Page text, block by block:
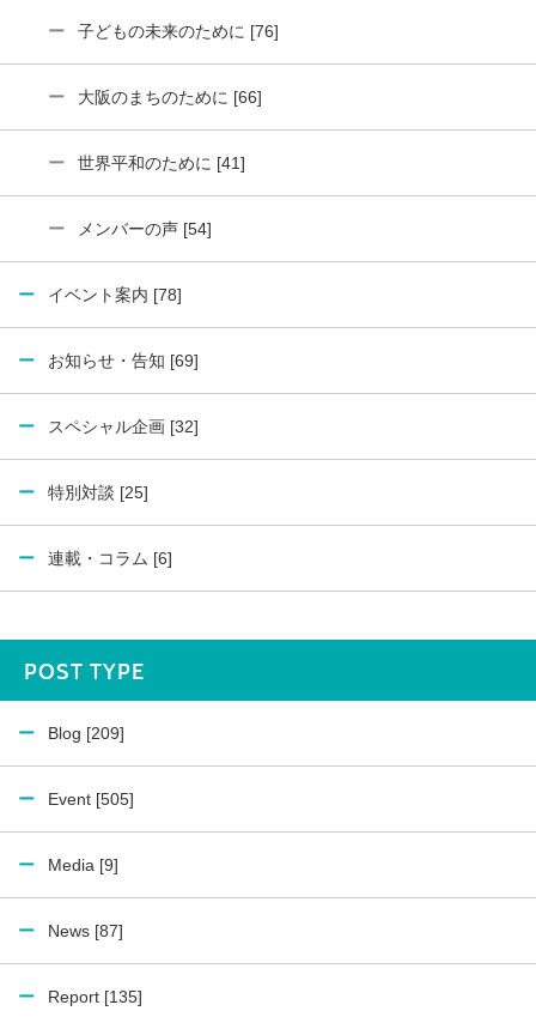
子どもの未来のために [76]
大阪のまちのために [66]
世界平和のために [41]
メンバーの声 [54]
イベント案内 [78]
お知らせ・告知 [69]
スペシャル企画 [32]
特別対談 [25]
連載・コラム [6]
POST TYPE
Blog [209]
Event [505]
Media [9]
News [87]
Report [135]